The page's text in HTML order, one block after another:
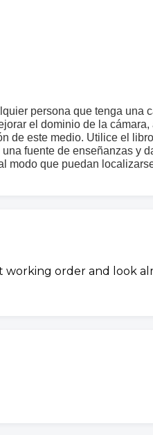
persona que tenga una
el dominio de la
de este medio. Utilice el
fuente de enseñanzas y
modo que puedan
order and look